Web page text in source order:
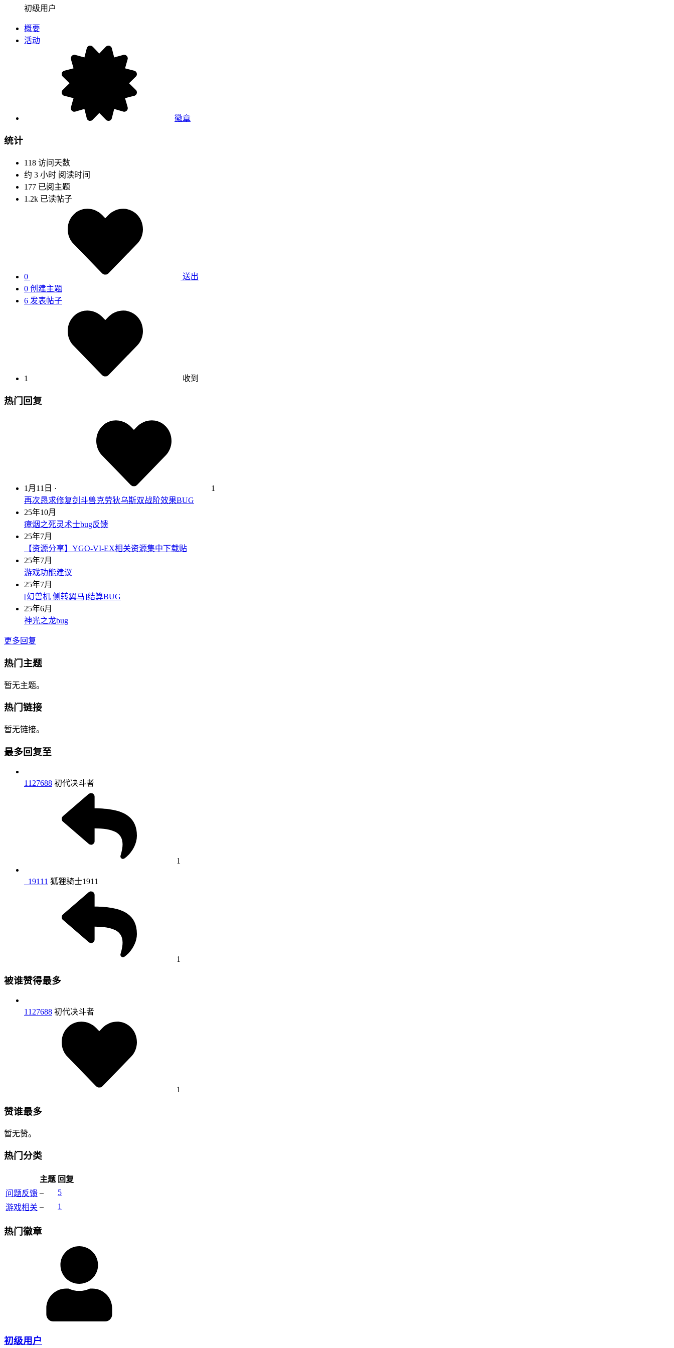
初级用户
概要
活动
徽章
统计
118 访问天数
约 3 小时 阅读时间
177 已阅主题
1.2k 已读帖子
0
送出
0 创建主题
6 发表帖子
1 收到
热门回复
1月11日 ·
1
再次恳求修复剑斗兽克劳狄乌斯双战阶效果BUG
25年10月
瘴烟之死灵术士bug反馈
25年7月
【资源分享】YGO-VI-EX相关资源集中下载贴
25年7月
游戏功能建议
25年7月
[幻兽机 侧转翼马]结算BUG
25年6月
神光之龙bug
更多回复
热门主题
暂无主题。
热门链接
暂无链接。
最多回复至
1127688 初代决斗者
1
_19111 狐狸骑士1911
1
被谁赞得最多
1127688 初代决斗者
1
赞谁最多
暂无赞。
热门分类
主题 回复
问题反馈 –
5
游戏相关 – 1
热门徽章
初级用户